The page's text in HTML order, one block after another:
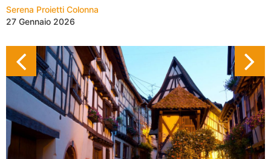
Serena Proietti Colonna
27 Gennaio 2026